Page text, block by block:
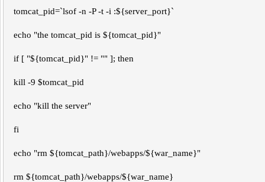
tomcat_pid=`lsof -n -P -t -i :${server_port}`
echo "the tomcat_pid is ${tomcat_pid}"
if [ "${tomcat_pid}" != "" ]; then
kill -9 $tomcat_pid
echo "kill the server"
fi
echo "rm ${tomcat_path}/webapps/${war_name}"
rm ${tomcat_path}/webapps/${war_name}